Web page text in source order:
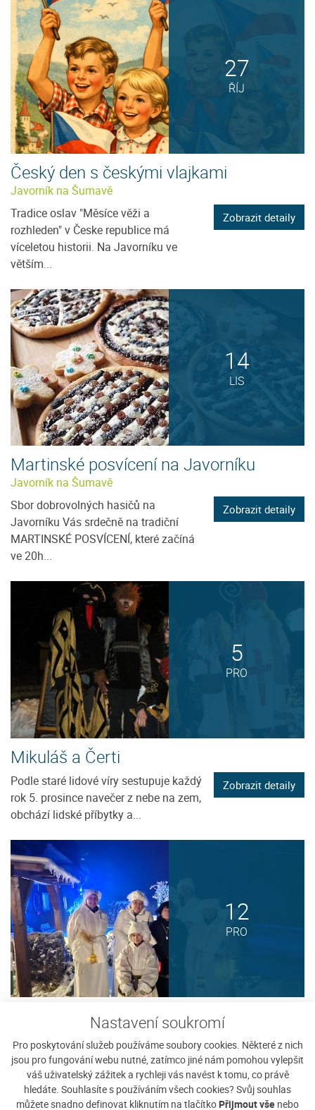
Nastavení soukromí
Pro poskytování služeb používáme soubory cookies. Některé z nich
jsou pro fungování webu nutné, zatímco jiné nám pomohou vylepšit
váš uživatelský zážitek a rychleji vás navést k tomu, co právě
hledáte. Souhlasíte s používáním všech cookies? Svůj souhlas
můžete snadno definovat kliknutím na tlačítko Přijmout vše nebo
27
ŘÍJ
Český den s českými vlajkami
Javorník na Šumavě
Tradice oslav "Měsíce věži a
rozhleden" v Česke republice má
víceletou historii. Na Javorníku ve
větším...
Zobrazit detaily
14
LIS
Martinské posvícení na Javorníku
Javorník na Šumavě
Sbor dobrovolných hasičů na
Javorníku Vás srdečně na tradiční
MARTINSKÉ POSVÍCENÍ, které začíná
ve 20h...
Zobrazit detaily
5
PRO
Mikuláš a Čerti
Podle staré lidové víry sestupuje každý
rok 5. prosince navečer z nebe na zem,
obchází lidské příbytky a...
Zobrazit detaily
12
PRO
Průvod Lucií
Nadační fond Karla Klostermanna Vás
zve na tradični oslavu svátku sv. Lucie
na Javorníku, který se koná...
Zobrazit detaily